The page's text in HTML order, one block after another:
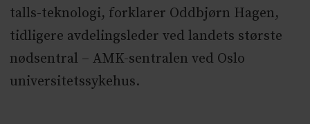
talls-teknologi, forklarer Oddbjørn Hagen,
tidligere avdelingsleder ved landets største
nødsentral – AMK-sentralen ved Oslo
universitetssykehus.